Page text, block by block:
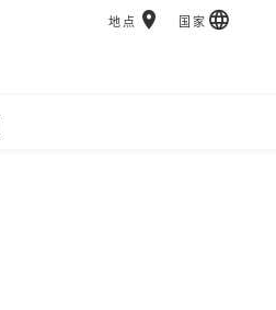
地点 国家